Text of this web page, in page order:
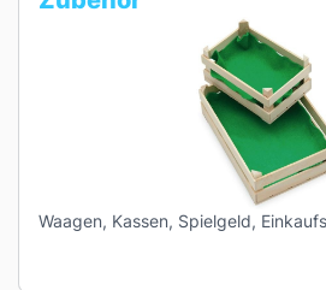
Waagen, Kassen, Spielgeld,